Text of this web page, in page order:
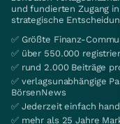
und fundierten Zugang
strategische
✅ Größte Finanz-
✅ über 550.000
✅ rund 2.000 Beiträge
✅ verlagsunabhängige
BörsenNews
✅ Jederzeit einfach
✅ mehr als 25 Jahre